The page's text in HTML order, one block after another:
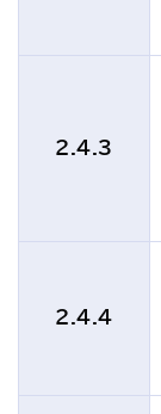
2.4.3
2.4.4